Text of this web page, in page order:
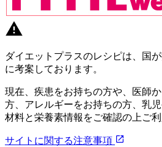
ダイエットプラスのレシピは、国
に考案しております。
現在、疾患をお持ちの方や、医師
方、アレルギーをお持ちの方、乳
材料と栄養素情報をご確認の上ご利
サイトに関する注意事項